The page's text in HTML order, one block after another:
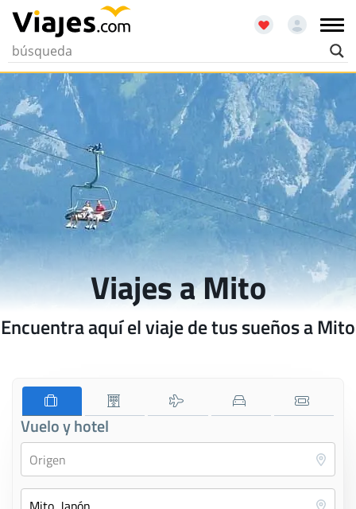
Viajes a Mito
Encuentra aquí el viaje de tus sueños a Mito
Vuelo y hotel